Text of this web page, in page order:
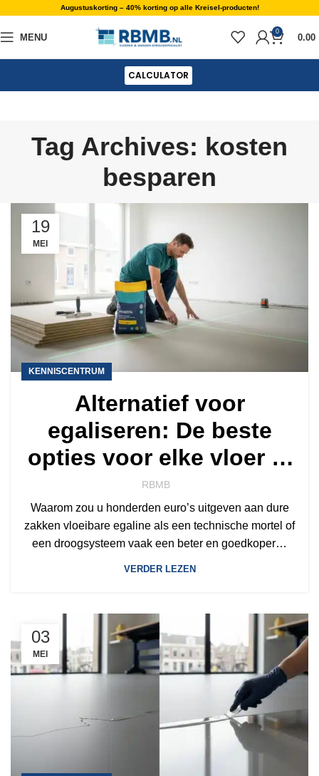
Augustuskorting – 40% korting op alle Kreisel-producten!
MENU
0
0.00
CALCULATOR
Tag Archives: kosten
besparen
19
MEI
KENNISCENTRUM
Alternatief voor
egaliseren: De beste
opties voor elke vloer in
2026
RBMB
Waarom zou u honderden euro’s uitgeven aan dure
zakken vloeibare egaline als een technische mortel of
een droogsysteem vaak een beter en goedkoper…
VERDER LEZEN
03
MEI